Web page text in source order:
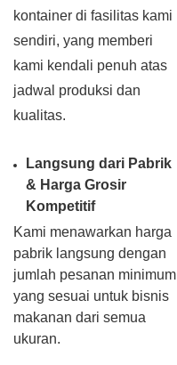
kontainer di fasilitas kami
sendiri, yang memberi
kami kendali penuh atas
jadwal produksi dan
kualitas.
Langsung dari Pabrik
& Harga Grosir
Kompetitif
Kami menawarkan harga
pabrik langsung dengan
jumlah pesanan minimum
yang sesuai untuk bisnis
makanan dari semua
ukuran.